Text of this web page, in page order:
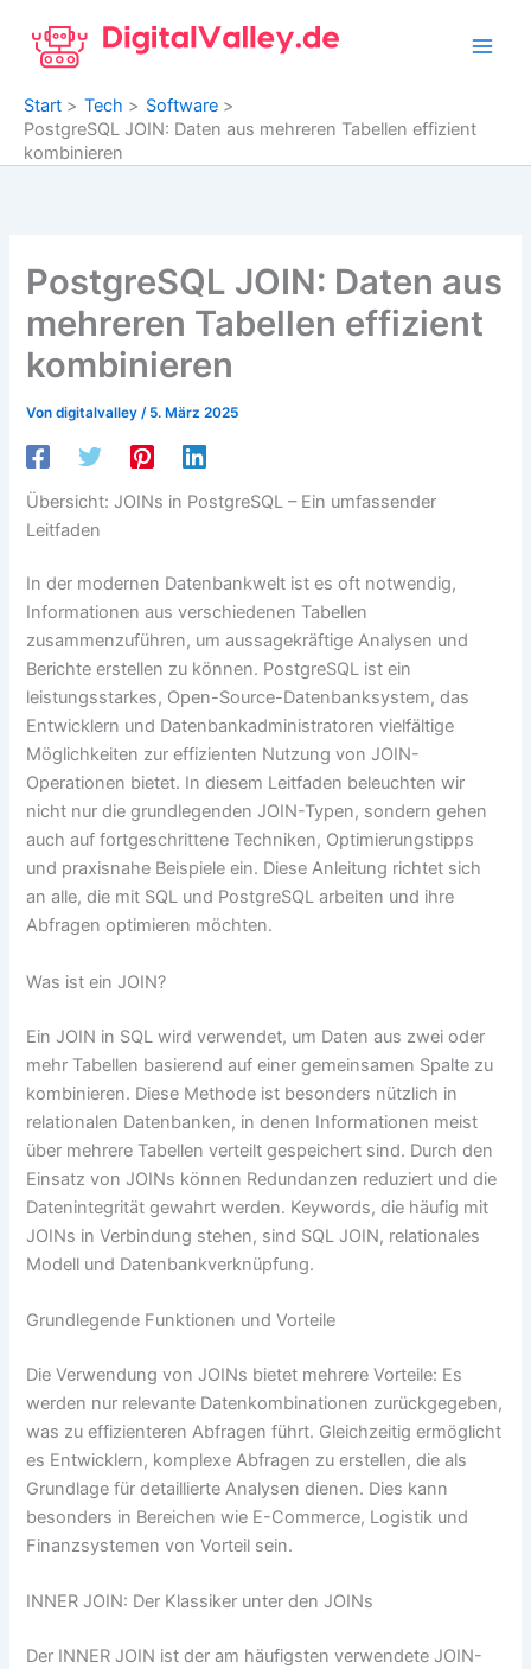
Inhalt
springen
Start
Tech
Software
PostgreSQL JOIN: Daten aus mehreren Tabellen effizient
kombinieren
PostgreSQL JOIN: Daten aus
mehreren Tabellen effizient
kombinieren
Vondigitalvalley/ 5. März 2025
Übersicht: JOINs in PostgreSQL – Ein umfassender
Leitfaden
In der modernen Datenbankwelt ist es oft notwendig,
Informationen aus verschiedenen Tabellen
zusammenzuführen, um aussagekräftige Analysen und
Berichte erstellen zu können. PostgreSQL ist ein
leistungsstarkes, Open-Source-Datenbanksystem, das
Entwicklern und Datenbankadministratoren vielfältige
Möglichkeiten zur effizienten Nutzung von JOIN-
Operationen bietet. In diesem Leitfaden beleuchten wir
nicht nur die grundlegenden JOIN-Typen, sondern gehen
auch auf fortgeschrittene Techniken, Optimierungstipps
und praxisnahe Beispiele ein. Diese Anleitung richtet sich
an alle, die mit SQL und PostgreSQL arbeiten und ihre
Abfragen optimieren möchten.
Was ist ein JOIN?
Ein JOIN in SQL wird verwendet, um Daten aus zwei oder
mehr Tabellen basierend auf einer gemeinsamen Spalte zu
kombinieren. Diese Methode ist besonders nützlich in
relationalen Datenbanken, in denen Informationen meist
über mehrere Tabellen verteilt gespeichert sind. Durch den
Einsatz von JOINs können Redundanzen reduziert und die
Datenintegrität gewahrt werden. Keywords, die häufig mit
JOINs in Verbindung stehen, sind SQL JOIN, relationales
Modell und Datenbankverknüpfung.
Grundlegende Funktionen und Vorteile
Die Verwendung von JOINs bietet mehrere Vorteile: Es
werden nur relevante Datenkombinationen zurückgegeben,
was zu effizienteren Abfragen führt. Gleichzeitig ermöglicht
es Entwicklern, komplexe Abfragen zu erstellen, die als
Grundlage für detaillierte Analysen dienen. Dies kann
besonders in Bereichen wie E-Commerce, Logistik und
Finanzsystemen von Vorteil sein.
INNER JOIN: Der Klassiker unter den JOINs
Der INNER JOIN ist der am häufigsten verwendete JOIN-